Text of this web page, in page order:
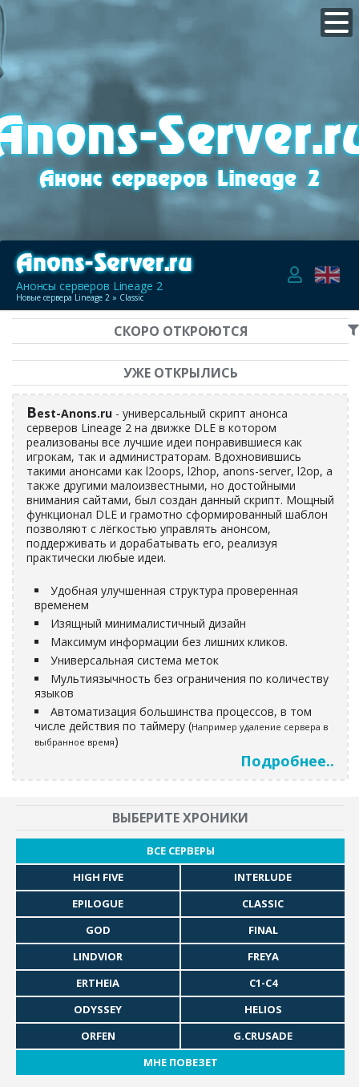
Анонсы серверов Lineage 2
Новые сервера Lineage 2 » Classic
СКОРО ОТКРОЮТСЯ
УЖЕ ОТКРЫЛИСЬ
Best-Anons.ru - универсальный скрипт анонса
серверов Lineage 2 на движке DLE в котором
реализованы все лучшие идеи понравившиеся как
игрокам, так и администраторам. Вдохновившись
такими анонсами как l2oops, l2hop, anons-server, l2op, а
также другими малоизвестными, но достойными
внимания сайтами, был создан данный скрипт. Мощный
функционал DLE и грамотно сформированный шаблон
позволяют с лёгкостью управлять анонсом,
поддерживать и дорабатывать его, реализуя
практически любые идеи.
Удобная улучшенная структура проверенная
временем
Изящный минималистичный дизайн
Максимум информации без лишних кликов.
Универсальная система меток
Мультиязычность без ограничения по количеству
языков
Автоматизация большинства процессов, в том
числе действия по таймеру (Например удаление сервера в
выбранное время)
Подробнее..
ВЫБЕРИТЕ ХРОНИКИ
ВСЕ СЕРВЕРЫ
HIGH FIVE
INTERLUDE
EPILOGUE
CLASSIC
GOD
FINAL
LINDVIOR
FREYA
ERTHEIA
C1-C4
ODYSSEY
HELIOS
ORFEN
G.CRUSADE
МНЕ ПОВЕЗЕТ